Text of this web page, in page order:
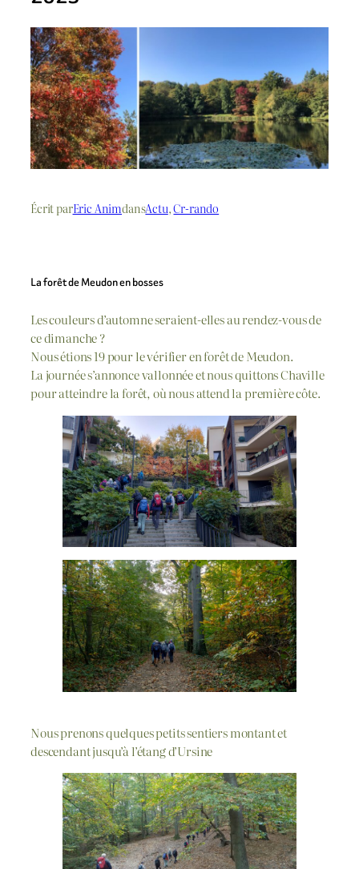
Écrit parEric AnimdansActu, Cr-rando
La forêt de Meudon en bosses
Les couleurs d’automne seraient-elles au rendez-vous de
ce dimanche ?
Nous étions 19 pour le vérifier en forêt de Meudon.
La journée s’annonce vallonnée et nous quittons Chaville
pour atteindre la forêt, où nous attend la première côte.
Nous prenons quelques petits sentiers montant et
descendant jusqu’à l’étang d’Ursine